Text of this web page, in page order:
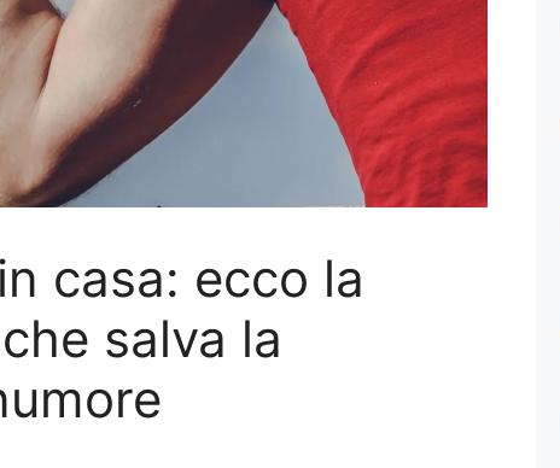
casa: ecco la
salva la